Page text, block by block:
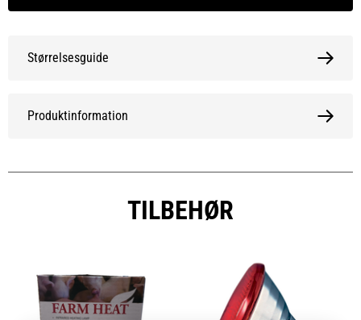
Størrelsesguide
Produktinformation
TILBEHØR